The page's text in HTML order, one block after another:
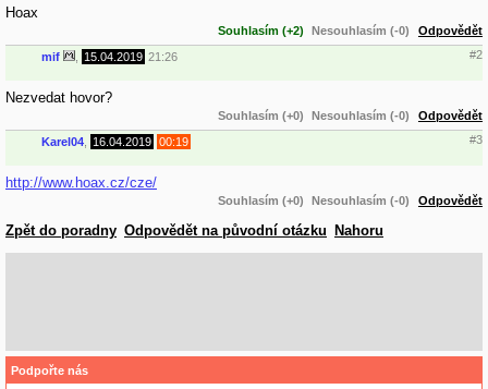
Hoax
Souhlasím (+2) Nesouhlasím (-0) Odpovědět
mif 15.04.2019 21:26 #2
Nezvedat hovor?
Souhlasím (+0) Nesouhlasím (-0) Odpovědět
Karel04 16.04.2019 00:19 #3
http://www.hoax.cz/cze/
Souhlasím (+0) Nesouhlasím (-0) Odpovědět
Zpět do poradny Odpovědět na původní otázku Nahoru
Podpořte nás